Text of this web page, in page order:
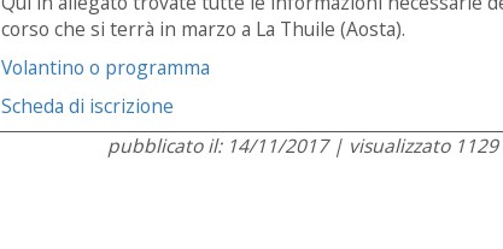
corso che si terrà in marzo a La Thuile (Aosta).
Volantino o programma
Scheda di iscrizione
pubblicato il: 14/11/2017 | visualizzato